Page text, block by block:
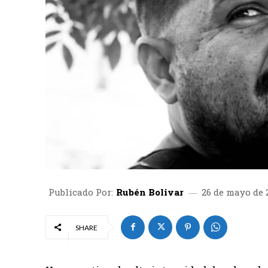
Publicado Por: Rubén Bolivar 26 de mayo de
SHARE